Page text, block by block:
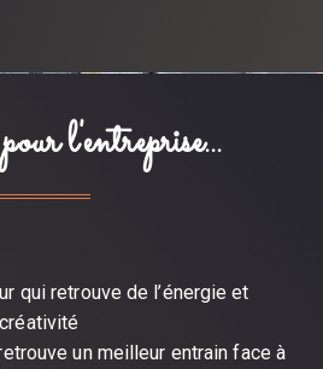
l'entreprise...
qui retrouve de l’énergie et
un meilleur entrain face à